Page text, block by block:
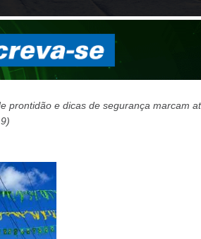
prontidão e dicas de segurança marcam